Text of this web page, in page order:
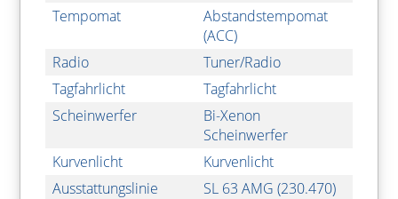
Tempomat
Abstandstempomat
(ACC)
Radio
Tuner/Radio
Tagfahrlicht
Tagfahrlicht
Scheinwerfer
Bi-Xenon
Scheinwerfer
Kurvenlicht
Kurvenlicht
Ausstattungslinie
SL 63 AMG (230.470)